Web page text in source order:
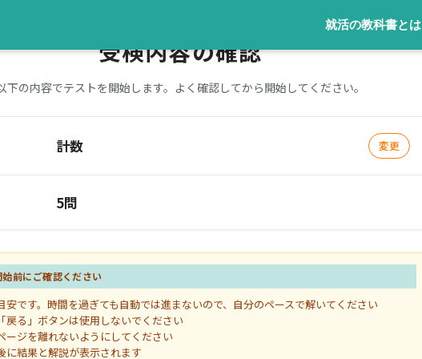
就活の教科書とは
受検内容の確認
下の内容でテストを開始します。よく確認してから開始してください。
計数 変更
5問
前にご確認ください
安です。時間を過ぎても自動では進まないので、自分のペースで解いてください
戻る」ボタンは使用しないでください
ージを離れないようにしてください
に結果と解説が表示されます